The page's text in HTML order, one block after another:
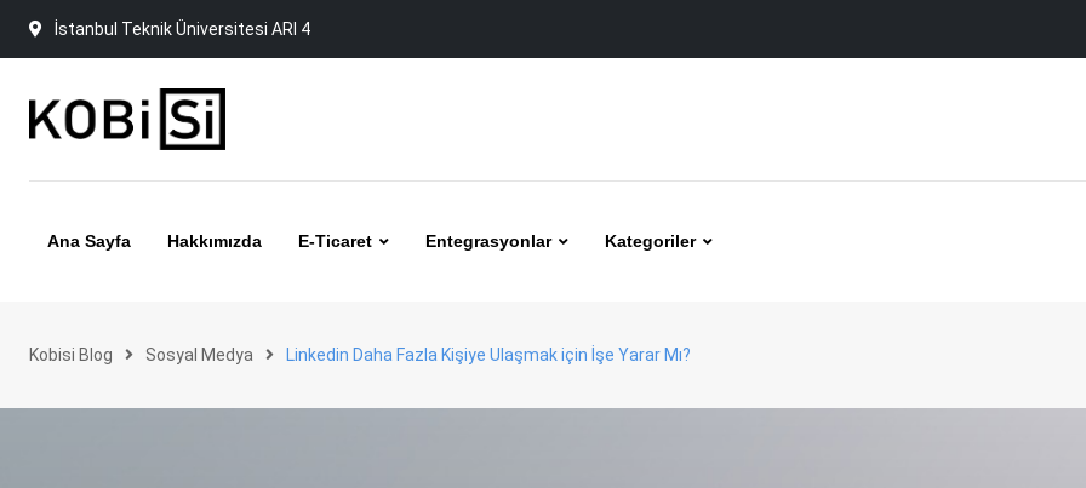
Skip
İstanbul Teknik Üniversitesi ARI 4
Ana Sayfa Hakkımızda E-Ticaret Entegrasyonlar Kategoriler
Kobisi Blog Sosyal Medya Linkedin Daha Fazla Kişiye Ulaşmak için İşe Yarar Mı?